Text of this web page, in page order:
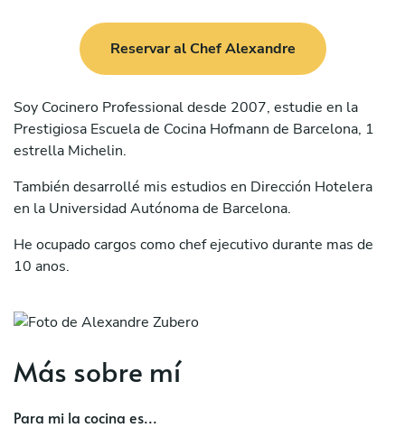
Reservar al Chef Alexandre
Soy Cocinero Professional desde 2007, estudie en la
Prestigiosa Escuela de Cocina Hofmann de Barcelona, 1
estrella Michelin.
También desarrollé mis estudios en Dirección Hotelera
en la Universidad Autónoma de Barcelona.
He ocupado cargos como chef ejecutivo durante mas de
10 anos.
mi permiso de residencia.
Más sobre mí
Para mi la cocina es...